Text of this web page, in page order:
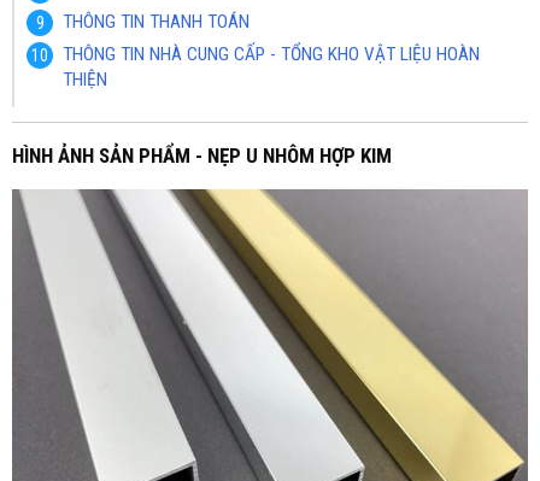
THÔNG TIN THANH TOÁN
THÔNG TIN NHÀ CUNG CẤP - TỔNG KHO VẬT LIỆU HOÀN
THIỆN
HÌNH ẢNH SẢN PHẨM - NẸP U NHÔM HỢP KIM